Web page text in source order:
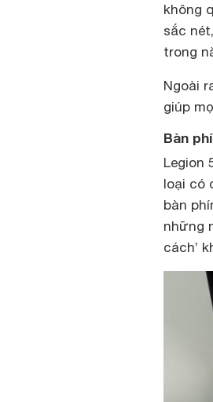
không
sắc
trong
Ngoài
giúp
Bàn
Legion
loại có
bàn
những
cách’